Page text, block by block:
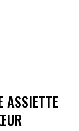
ASSIETTE